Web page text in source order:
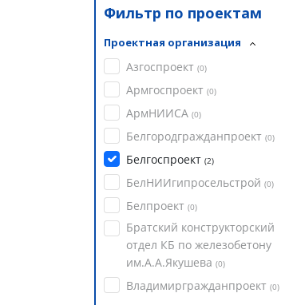
Фильтр по проектам
Проектная организация
Азгоспроект (0)
Армгоспроект (0)
АрмНИИСА (0)
Белгородгражданпроект (0)
Белгоспроект (2)
БелНИИгипросельстрой (0)
Белпроект (0)
Братский конструкторский
отдел КБ по железобетону
им.А.А.Якушева (0)
Владимиргражданпроект (0)